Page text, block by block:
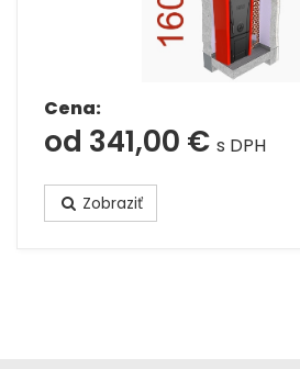
Cena:
od 341,00 € s DPH
Zobraziť